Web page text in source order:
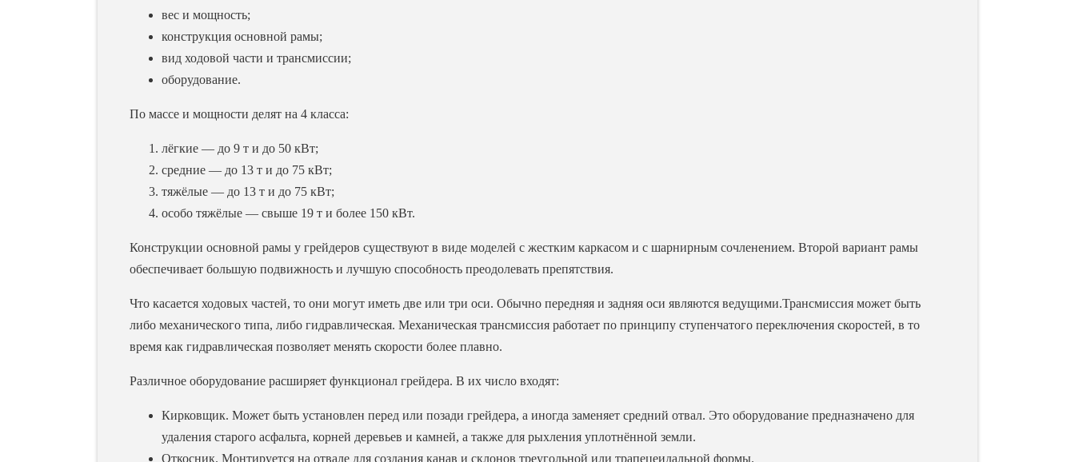
вес и мощность;
конструкция основной рамы;
вид ходовой части и трансмиссии;
оборудование.
По массе и мощности делят на 4 класса:
лёгкие — до 9 т и до 50 кВт;
средние — до 13 т и до 75 кВт;
тяжёлые — до 13 т и до 75 кВт;
особо тяжёлые — свыше 19 т и более 150 кВт.
Конструкции основной рамы у грейдеров существуют в виде моделей с жестким каркасом и с шарнирным сочленением. Второй вариант рамы
обеспечивает большую подвижность и лучшую способность преодолевать препятствия.
Что касается ходовых частей, то они могут иметь две или три оси. Обычно передняя и задняя оси являются ведущими.Трансмиссия может быть
либо механического типа, либо гидравлическая. Механическая трансмиссия работает по принципу ступенчатого переключения скоростей, в то
время как гидравлическая позволяет менять скорости более плавно.
Различное оборудование расширяет функционал грейдера. В их число входят:
Кирковщик. Может быть установлен перед или позади грейдера, а иногда заменяет средний отвал. Это оборудование предназначено для
удаления старого асфальта, корней деревьев и камней, а также для рыхления уплотнённой земли.
Откосник. Монтируется на отвале для создания канав и склонов треугольной или трапецеидальной формы.